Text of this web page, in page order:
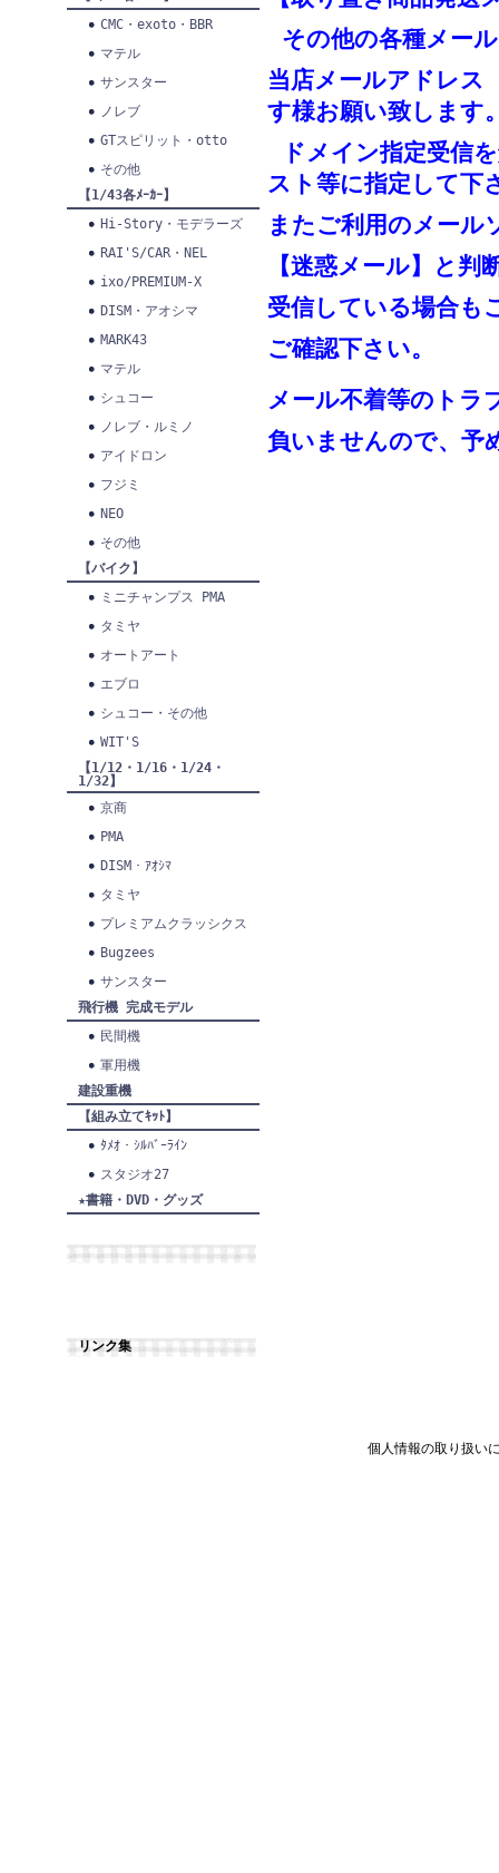
CMC・exoto・BBR
マテル
サンスター
ノレブ
GTスピリット・otto
その他
【1/43各ﾒｰｶｰ】
Hi-Story・モデラーズ
RAI'S/CAR・NEL
ixo/PREMIUM-X
DISM・アオシマ
MARK43
マテル
シュコー
ノレブ・ルミノ
アイドロン
フジミ
NEO
その他
【バイク】
ミニチャンプス PMA
タミヤ
オートアート
エブロ
シュコー・その他
WIT'S
【1/12・1/16・1/24・
1/32】
京商
PMA
DISM・ｱｵｼﾏ
タミヤ
プレミアムクラッシクス
Bugzees
サンスター
飛行機 完成モデル
民間機
軍用機
建設重機
【組み立てｷｯﾄ】
ﾀﾒｵ・ｼﾙﾊﾞｰﾗｲﾝ
スタジオ27
★書籍・DVD・グッズ
リンク集
その他の各種メー
当店メールアドレス
す様お願い致します
ドメイン指定受信
スト等に指定して下
またご利用のメール
【迷惑メール】と
受信している場合も
ご確認下さい。
メール不着等のトラ
負いませんので、予
個人情報の取り扱い